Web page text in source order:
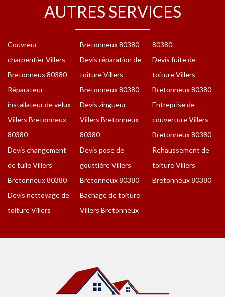
AUTRES SERVICES
Couvreur
charpentier Villers
Bretonneux 80380
Réparateur
installateur de velux
Villers Bretonneux
80380
Devis changement
de tuile Villers
Bretonneux 80380
Devis nettoyage de
toiture Villers
Bretonneux 80380
Devis réparation de
toiture Villers
Bretonneux 80380
Devis zingueur
Villers Bretonneux
80380
Devis pose de
gouttière Villers
Bretonneux 80380
Bachage de toiture
Villers Bretonneux
80380
Devis fuite de
toiture Villers
Bretonneux 80380
Entreprise de
couverture Villers
Bretonneux 80380
Rehaussement de
toiture Villers
Bretonneux 80380